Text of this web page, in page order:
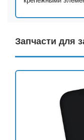
Запчасти для